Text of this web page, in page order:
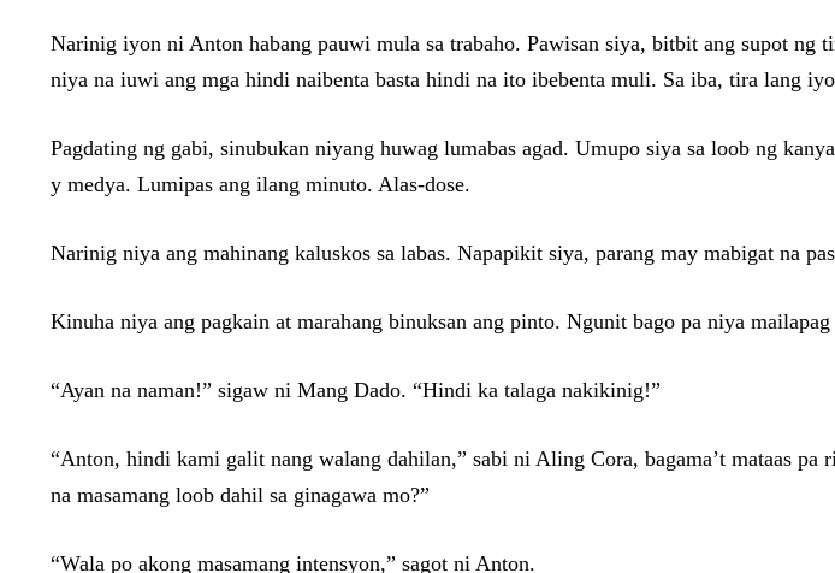
Narinig iyon ni Anton habang pauwi mula sa trabaho. Pawisan siya, bitbit ang supot
niya na iuwi ang mga hindi naibenta basta hindi na ito ibebenta muli. Sa iba, tira lang
Pagdating ng gabi, sinubukan niyang huwag lumabas agad. Umupo siya sa loob ng
y medya. Lumipas ang ilang minuto. Alas-dose.
Narinig niya ang mahinang kaluskos sa labas. Napapikit siya, parang may mabigat na
Kinuha niya ang pagkain at marahang binuksan ang pinto. Ngunit bago pa niya
“Ayan na naman!” sigaw ni Mang Dado. “Hindi ka talaga nakikinig!”
“Anton, hindi kami galit nang walang dahilan,” sabi ni Aling Cora, bagama’t mataas
na masamang loob dahil sa ginagawa mo?”
“Wala po akong masamang intensyon,” sagot ni Anton.